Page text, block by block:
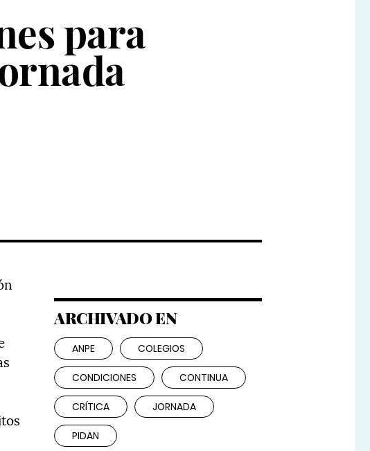
para
ARCHIVADO EN
ANPE COLEGIOS
CONDICIONES CONTINUA
CRÍTICA JORNADA
PIDAN